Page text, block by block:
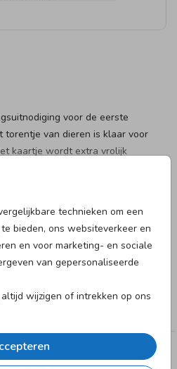
technieken om een
bieden, ons websiteverkeer en
en voor marketing- en sociale
van gepersonaliseerde
wijzigen of intrekken op ons
voor de eerste
torentje van dieren is klaar voor
kaartje wordt extra vrolijk
zodat het kaartje
ook leuk